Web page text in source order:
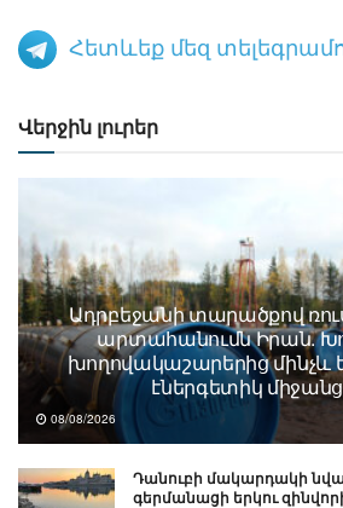
Հետևեք մեզ
Վերջին լուրեր
Ադրբեջանի տարածքով
արտահանումն Իրան.
խողովակաշարերից
էներգետիկ
08/08/2026
Դանուբի մակարդակի
գերմանացի երկու